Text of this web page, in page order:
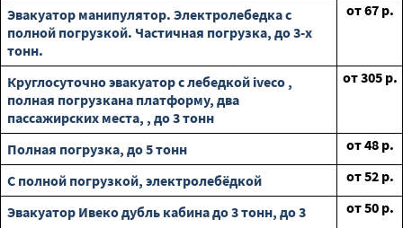
Эвакуатор манипулятор. Электролебедка с
полной погрузкой. Частичная погрузка, до 3-х
тонн.
от67 р.
Круглосуточно эвакуатор с лебедкой iveco ,
полная погрузкана платформу, два
пассажирских места, , до 3 тонн
от305 р.
Полная погрузка, до 5 тонн от48 р.
С полной погрузкой, электролебёдкой
от52 р.
Эвакуатор Ивеко дубль кабина до 3 тонн, до 3
от50 р.